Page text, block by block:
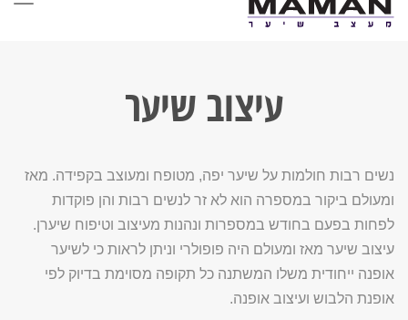
עיצוב שיער
נשים רבות חולמות על שיער יפה, מטופח ומעוצב בקפידה. מאז
ומעולם ביקור במספרה הוא לא זר לנשים רבות והן פוקדות
לפחות בפעם בחודש במספרות ונהנות מעיצוב וטיפוח שיערן.
עיצוב שיער מאז ומעולם היה פופולרי וניתן לראות כי לשיער
אופנה ייחודית משלו המשתנה כל תקופה מסוימת בדיוק לפי
אופנת הלבוש ועיצוב אופנה.